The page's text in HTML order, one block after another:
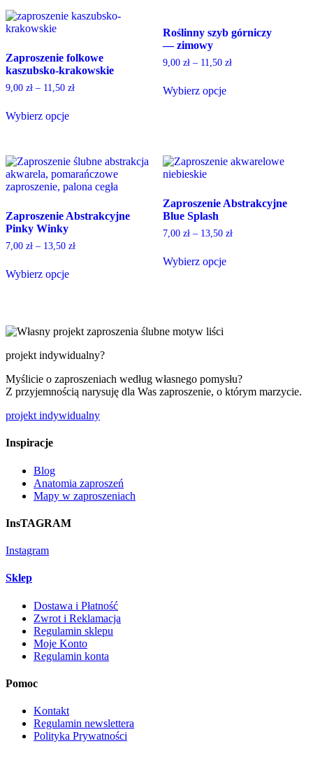
has
multiple
variants.
options
may
be
chosen
the
The
options
may
be
on
Zaproszenie folkowe
kaszubsko-krakowskie
9,00 zł – 11,50 zł
Wybierz opcje
has
multiple
variants.
The
may
be
chosen
on
product
Roślinny szyb górniczy
— zimowy
9,00 zł– 11,50 zł
Wybierz opcje
variants.
The
options
be
chosen
on
the
page
Zaproszenie Abstrakcyjne
Pinky Winky
7,00 zł – 13,50 zł
Wybierz opcje
multiple
variants.
The
options
may
be
chosen
on
the
product
page
Zaproszenie Abstrakcyjne
Blue Splash
7,00 zł– 13,50 zł
Wybierz opcje
The
be
chosen
on
projekt indywidualny?
Myślicie o zaproszeniach według własnego pomysłu?
Z przyjemnością narysuję dla Was zaproszenie, o którym marzycie.
projekt indywidualny
Inspiracje
Blog
Anatomia zaproszeń
Mapy w zaproszeniach
InsTAGRAM
Instagram
Sklep
Dostawa i Płatność
Zwrot i Reklamacja
Regulamin sklepu
Moje Konto
Regulamin konta
Pomoc
Kontakt
Regulamin newslettera
Polityka Prywatności